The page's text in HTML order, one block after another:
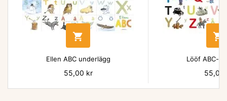

Ellen ABC underlägg
Pris
55,00 kr

Lööf ABC-
Pris
55,00